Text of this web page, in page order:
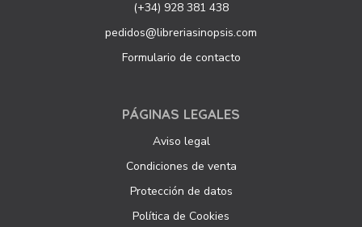
(+34) 928 381 438
pedidos@libreriasinopsis.com
Formulario de contacto
PÁGINAS LEGALES
Aviso legal
Condiciones de venta
Protección de datos
Política de Cookies